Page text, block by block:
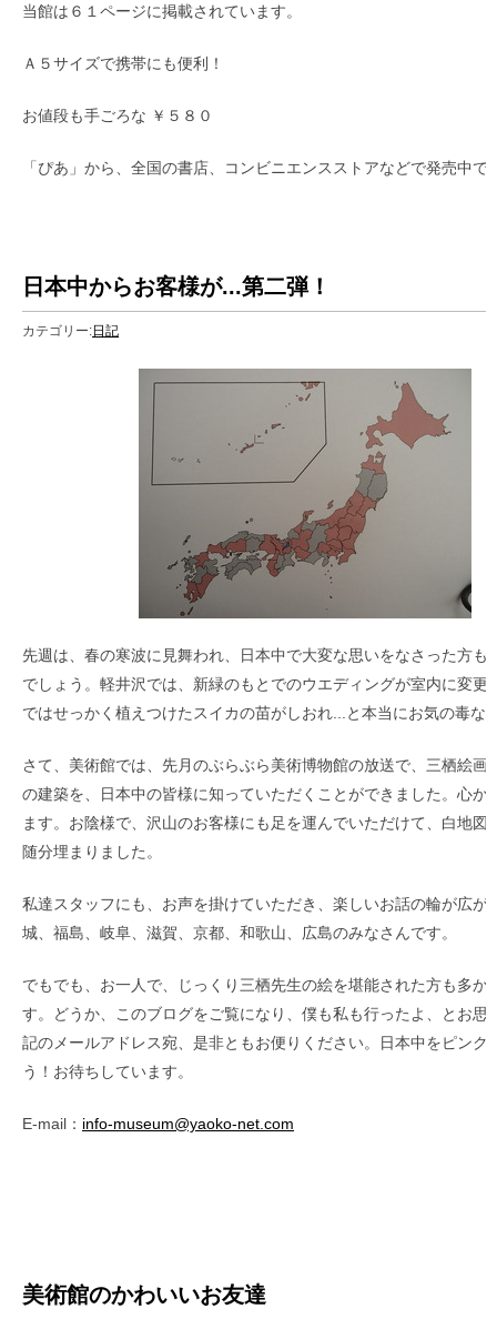
当館は６１ページに掲載されています。
Ａ５サイズで携帯にも便利！
お値段も手ごろな ￥５８０
「ぴあ」から、全国の書店、コンビニエンスストアなどで発売中で
日本中からお客様が...第二弾！
カテゴリー:日記
先週は、春の寒波に見舞われ、日本中で大変な思いをなさった方も
でしょう。軽井沢では、新緑のもとでのウエディングが室内に変更
ではせっかく植えつけたスイカの苗がしおれ...と本当にお気の毒な
さて、美術館では、先月のぶらぶら美術博物館の放送で、三栖絵画
の建築を、日本中の皆様に知っていただくことができました。心か
ます。お陰様で、沢山のお客様にも足を運んでいただけて、白地図
随分埋まりました。
私達スタッフにも、お声を掛けていただき、楽しいお話の輪が広が
城、福島、岐阜、滋賀、京都、和歌山、広島のみなさんです。
でもでも、お一人で、じっくり三栖先生の絵を堪能された方も多か
す。どうか、このブログをご覧になり、僕も私も行ったよ、とお思
記のメールアドレス宛、是非ともお便りください。日本中をピンク
う！お待ちしています。
E-mail： info-museum@yaoko-net.com
美術館のかわいいお友達